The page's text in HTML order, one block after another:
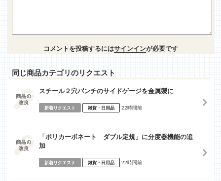
コメントを投稿するにはサインインが必要です
同じ商品カテゴリのリクエスト
スチール２穴パンチのサイドゲージを金属製に
新着リクエスト 雑貨・日用品 22時間前
「ポリカーボネート ダブル定規」に分度器機能の追
加
新着リクエスト 雑貨・日用品 22時間前